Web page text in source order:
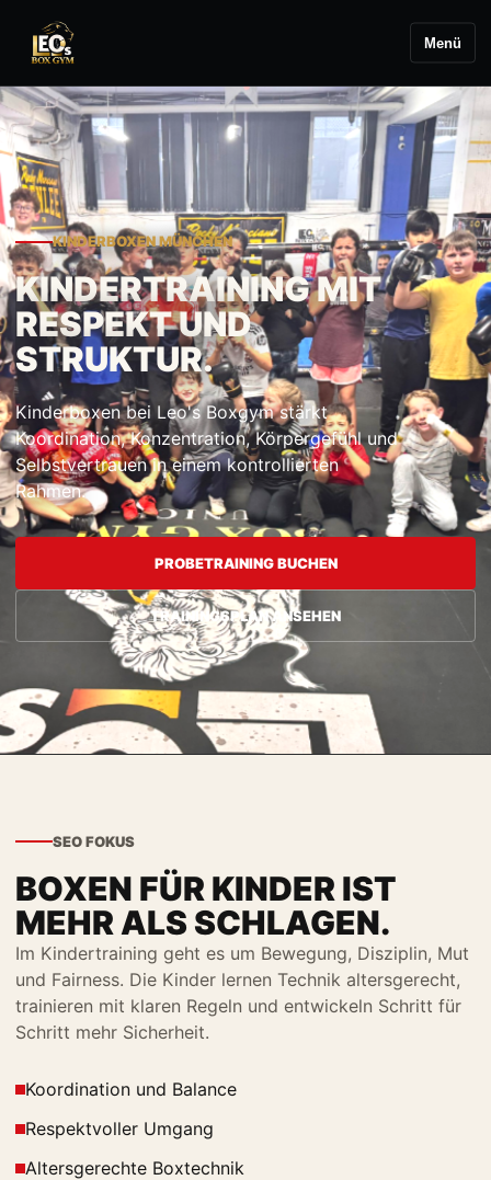
Menü
KINDERBOXEN MÜNCHEN
KINDERTRAINING MIT
RESPEKT UND
STRUKTUR.
Kinderboxen bei Leo's Boxgym stärkt
Koordination, Konzentration, Körpergefühl und
Selbstvertrauen in einem kontrollierten
Rahmen.
PROBETRAINING BUCHEN
TRAININGSPLAN ANSEHEN
SEO FOKUS
BOXEN FÜR KINDER IST
MEHR ALS SCHLAGEN.
Im Kindertraining geht es um Bewegung, Disziplin, Mut
und Fairness. Die Kinder lernen Technik altersgerecht,
trainieren mit klaren Regeln und entwickeln Schritt für
Schritt mehr Sicherheit.
Koordination und Balance
Respektvoller Umgang
Altersgerechte Boxtechnik